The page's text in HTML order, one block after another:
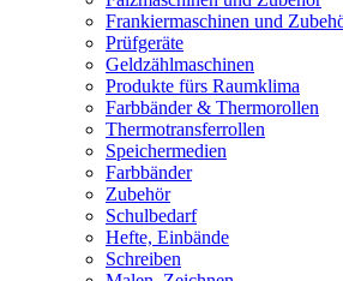
Frankiermaschinen und
Prüfgeräte
Geldzählmaschinen
Produkte fürs Raumklima
Farbbänder & Thermorollen
Thermotransferrollen
Speichermedien
Farbbänder
Zubehör
Schulbedarf
Hefte, Einbände
Schreiben